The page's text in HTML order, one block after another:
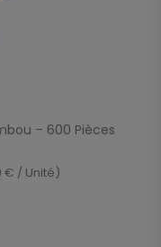
– 600 Pièces
€ / Unité)